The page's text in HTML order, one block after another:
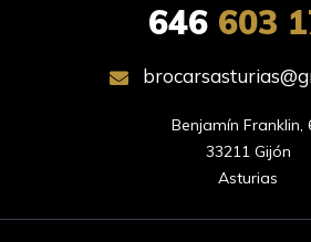
646 603
Benjamín Franklin,
33211 Gijón
Asturias